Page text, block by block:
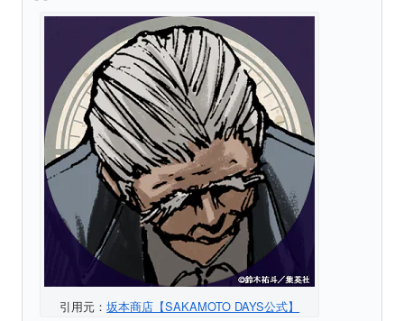
引用元：坂本商店【SAKAMOTO DAYS公式】